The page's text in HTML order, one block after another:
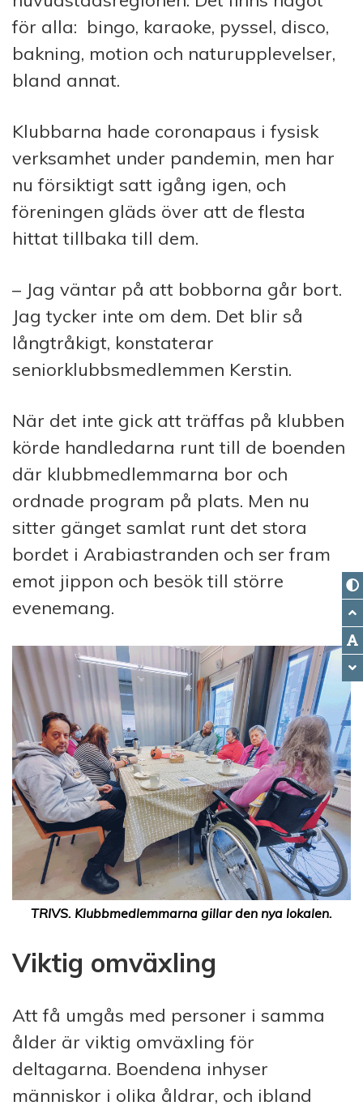
för alla: bingo, karaoke, pyssel, disco,
bakning, motion och naturupplevelser,
bland annat.
Klubbarna hade coronapaus i fysisk
verksamhet under pandemin, men har
nu försiktigt satt igång igen, och
föreningen gläds över att de flesta
hittat tillbaka till dem.
– Jag väntar på att bobborna går bort.
Jag tycker inte om dem. Det blir så
långtråkigt, konstaterar
seniorklubbsmedlemmen Kerstin.
När det inte gick att träffas på klubben
körde handledarna runt till de boenden
där klubbmedlemmarna bor och
ordnade program på plats. Men nu
sitter gänget samlat runt det stora
bordet i Arabiastranden och ser fram
emot jippon och besök till större
evenemang.
TRIVS. Klubbmedlemmarna gillar den nya lokalen.
Viktig omväxling
Att få umgås med personer i samma
ålder är viktig omväxling för
deltagarna. Boendena inhyser
människor i olika åldrar, och ibland